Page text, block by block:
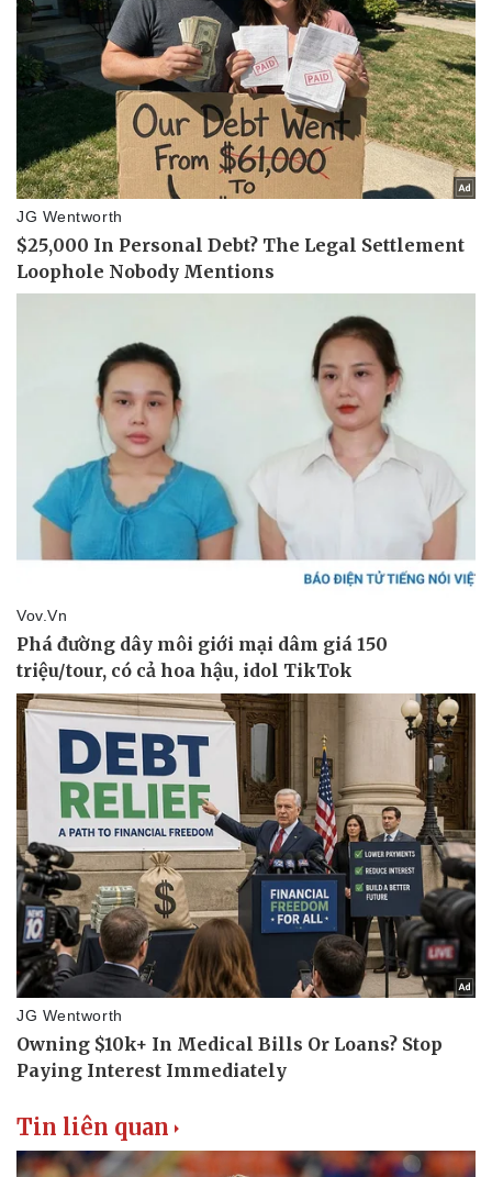
Tư vấn luật
Quân sự - Quốc phòng
Việt Nam
Phân tích
Tin liên quan